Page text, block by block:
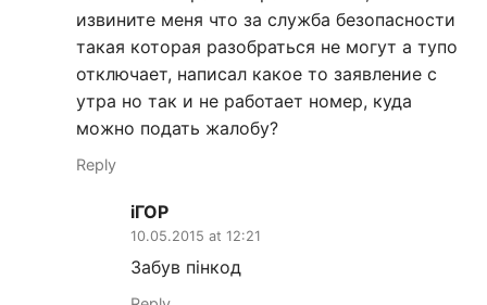
извините меня что за служба безопасности
такая которая разобраться не могут а тупо
отключает, написал какое то заявление с
утра но так и не работает номер, куда
можно подать жалобу?
Reply
іГОР
10.05.2015 at 12:21
Забув пінкод